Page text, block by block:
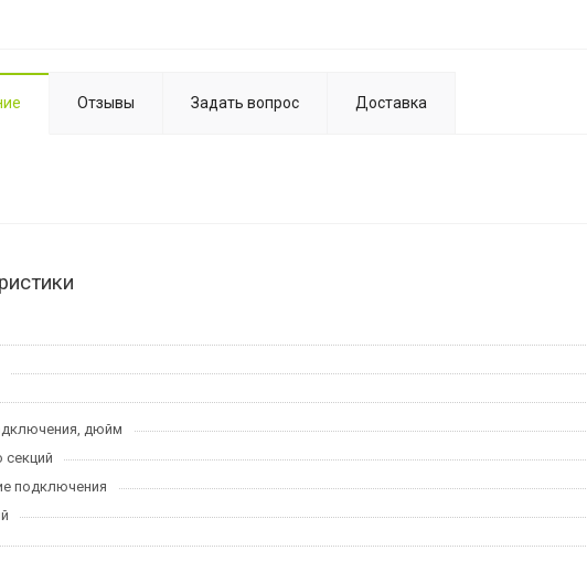
Отзывы Задать вопрос Доставка
дюйм
секций
подключения